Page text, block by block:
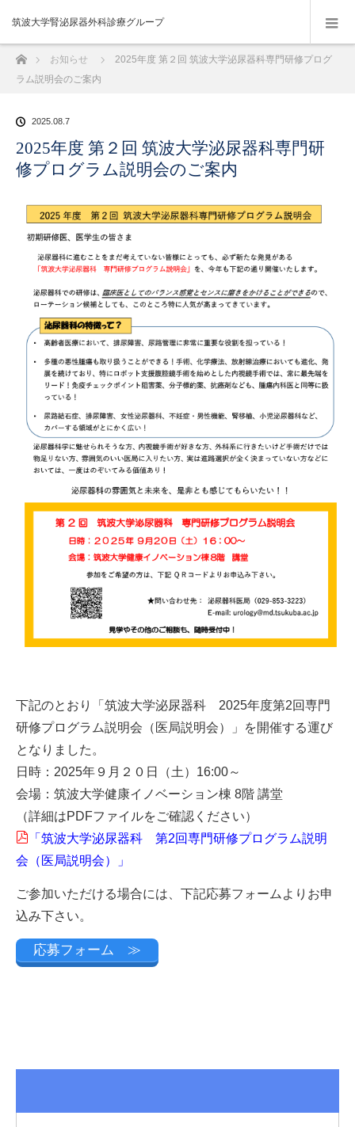
筑波大学腎泌尿器外科診療グループ
ホームお知らせ
2025年度 第２回 筑波大学泌尿器科専門研修プログ
ラム説明会のご案内
2025.08.7
2025年度 第２回 筑波大学泌尿器科専門研
修プログラム説明会のご案内
下記のとおり「筑波大学泌尿器科 2025年度第2回専門
研修プログラム説明会（医局説明会）」を開催する運び
となりました。
日時：2025年９月２０日（土）16:00～
会場：筑波大学健康イノベーション棟 8階 講堂
（詳細はPDFファイルをご確認ください）
「筑波大学泌尿器科 第2回専門研修プログラム説明
会（医局説明会）」
ご参加いただける場合には、下記応募フォームよりお申
込み下さい。
応募フォーム ≫